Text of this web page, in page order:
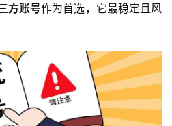
方账号作为首选，它最稳定且风